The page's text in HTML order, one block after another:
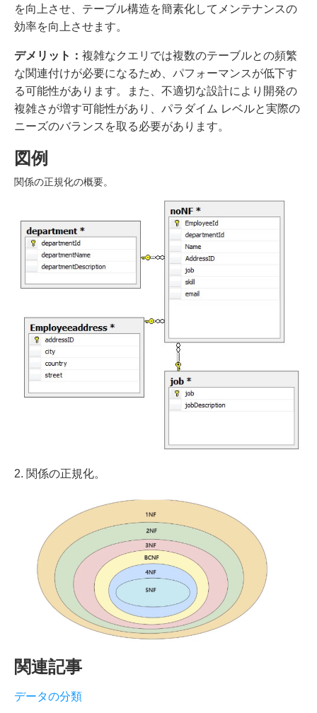
を向上させ、テーブル構造を簡素化してメンテナンスの
効率を向上させます。
デメリット： 複雑なクエリでは複数のテーブルとの頻繁
な関連付けが必要になるため、パフォーマンスが低下す
る可能性があります。また、不適切な設計により開発の
複雑さが増す可能性があり、パラダイム レベルと実際の
ニーズのバランスを取る必要があります。
図例
関係の正規化の概要。
2. 関係の正規化。
関連記事
データの分類